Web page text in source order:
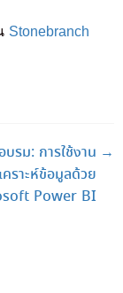
Stonebranch
รม: การใช้งาน
คราะห์ข้อมูลด้วย
Power BI
→